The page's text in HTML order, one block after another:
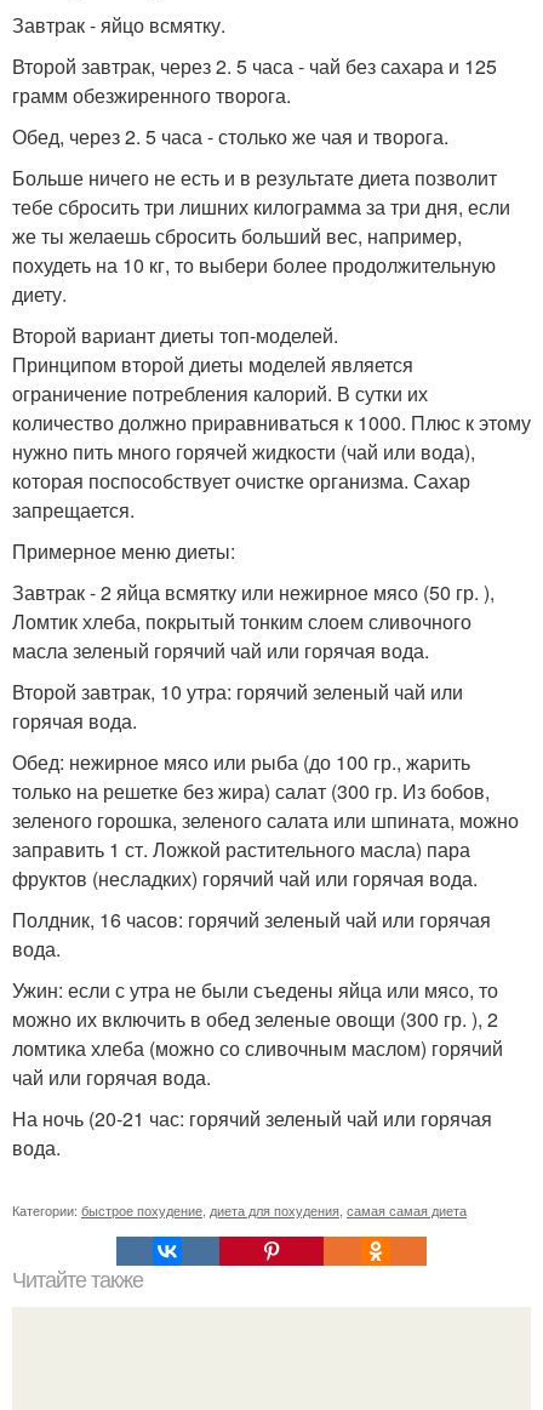
Завтрак - яйцо всмятку.
Второй завтрак, через 2. 5 часа - чай без сахара и 125
грамм обезжиренного творога.
Обед, через 2. 5 часа - столько же чая и творога.
Больше ничего не есть и в результате диета позволит
тебе сбросить три лишних килограмма за три дня, если
же ты желаешь сбросить больший вес, например,
похудеть на 10 кг, то выбери более продолжительную
диету.
Второй вариант диеты топ-моделей.
Принципом второй диеты моделей является
ограничение потребления калорий. В сутки их
количество должно приравниваться к 1000. Плюс к этому
нужно пить много горячей жидкости (чай или вода),
которая поспособствует очистке организма. Сахар
запрещается.
Примерное меню диеты:
Завтрак - 2 яйца всмятку или нежирное мясо (50 гр. ),
Ломтик хлеба, покрытый тонким слоем сливочного
масла зеленый горячий чай или горячая вода.
Второй завтрак, 10 утра: горячий зеленый чай или
горячая вода.
Обед: нежирное мясо или рыба (до 100 гр., жарить
только на решетке без жира) салат (300 гр. Из бобов,
зеленого горошка, зеленого салата или шпината, можно
заправить 1 ст. Ложкой растительного масла) пара
фруктов (несладких) горячий чай или горячая вода.
Полдник, 16 часов: горячий зеленый чай или горячая
вода.
Ужин: если с утра не были съедены яйца или мясо, то
можно их включить в обед зеленые овощи (300 гр. ), 2
ломтика хлеба (можно со сливочным маслом) горячий
чай или горячая вода.
На ночь (20-21 час: горячий зеленый чай или горячая
вода.
Категории: быстрое похудение диета для похудения самая самая диета
Читайте также